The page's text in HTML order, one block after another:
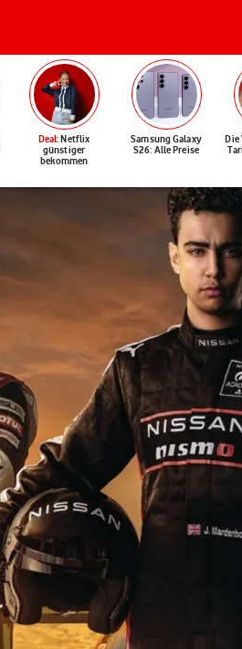
Deal: Netflix
günstiger
bekommen
Samsung Galaxy
S26: Alle Preise
Die